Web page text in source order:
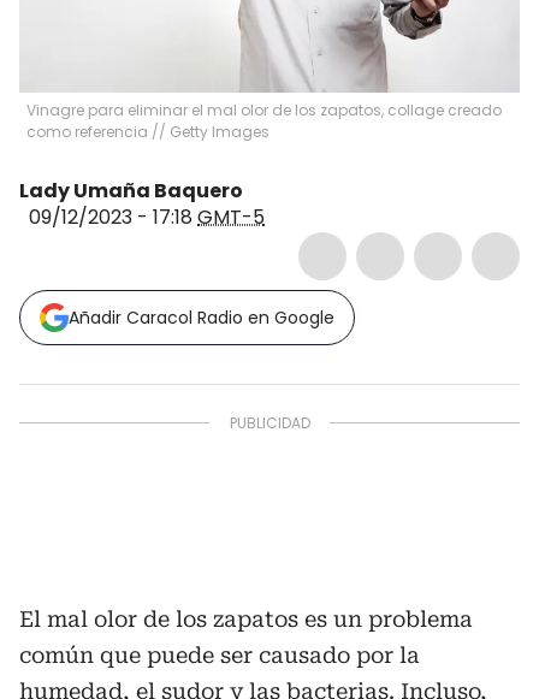
Vinagre para eliminar el mal olor de los zapatos, collage creado
como referencia // Getty Images
Lady Umaña Baquero
09/12/2023 - 17:18 GMT-5
Añadir Caracol Radio en Google
El mal olor de los zapatos es un problema
común que puede ser causado por la
humedad, el sudor y las bacterias. Incluso,